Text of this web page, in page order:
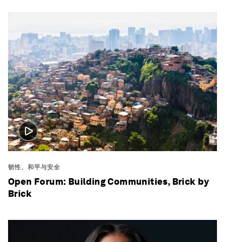
韧性、和平与安全
Open Forum: Building Communities, Brick by
Brick